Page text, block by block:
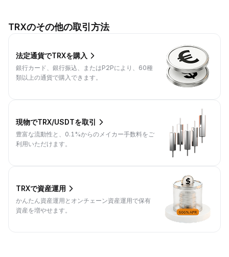
TRXのその他の取引方法
法定通貨でTRXを購入
銀行カード、銀行振込、またはP2Pにより、60種
類以上の通貨で購入できます。
現物でTRX/USDTを取引
豊富な流動性と、0.1%からのメイカー手数料をご
利用いただけます。
TRXで資産運用
かんたん資産運用とオンチェーン資産運用で保有
資産を増やせます。